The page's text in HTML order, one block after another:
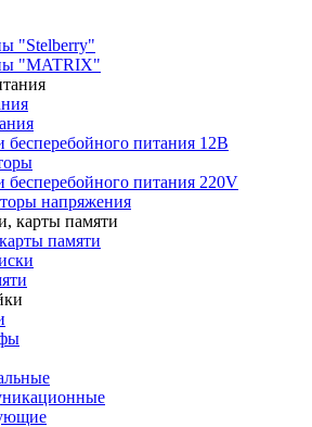
"Stelberry"
"MATRIX"
бесперебойного питания 12В
бесперебойного питания 220V
напряжения
памяти